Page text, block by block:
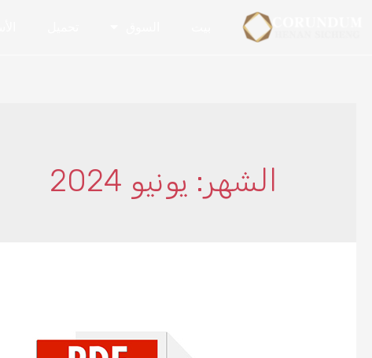
الشهر: يونيو 2024